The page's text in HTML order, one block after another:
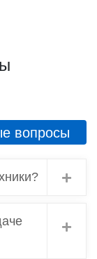
вопросы